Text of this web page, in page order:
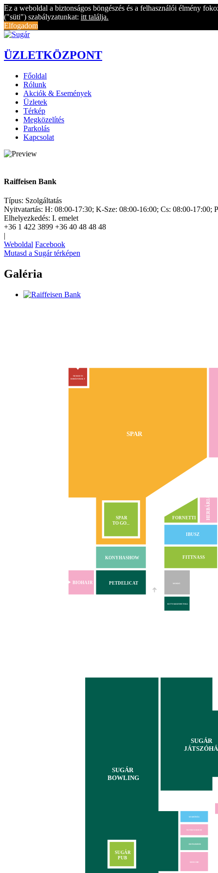
Ez a weboldal a biztonságos böngészés és a felhasználói élmény
("süti") szabályzatunkat: itt találja.
Elfogadom
ÜZLETKÖZPONT
Főoldal
Rólunk
Akciók & Események
Üzletek
Térkép
Megközelítés
Parkolás
Kapcsolat
Raiffeisen Bank
Típus: Szolgáltatás
Nyitvatartás: H: 08:00-17:30; K-Sze: 08:00-16:00; Cs: 08:00-17:00;
Elhelyezkedés: I. emelet
+36 1 422 3899 +36 40 48 48 48
|
Weboldal Facebook
Mutasd a Sugár térképen
Galéria
MOSDÓ
KONYHASHOW FITTNASS
IBUSZ
FORNETTI HERBÁRIA
SPAR
SPAR
TO GO...
NEMZETI
DOHÁNYBOLT
KUTYAKOZMETIKA
PETDELICAT
BIOHAIR
SUGÁR
BOWLING
SUGÁR
SUGÁR
PUB
SZABÓSÁG
NUTRIVERSUM
REPAIRHUB
MOUCHE